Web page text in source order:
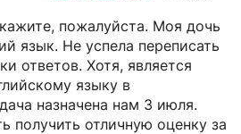
пожалуйста. Моя дочь
язык. Не успела переписать
ответов. Хотя, является
языку в
назначена нам 3 июля.
получить отличную оценку за